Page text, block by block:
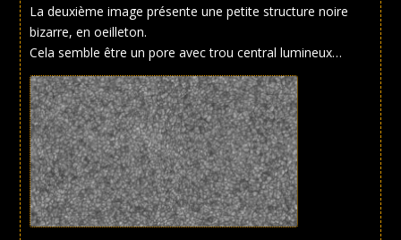
La deuxième image présente une petite structure noire
bizarre, en oeilleton.
Cela semble être un pore avec trou central lumineux…